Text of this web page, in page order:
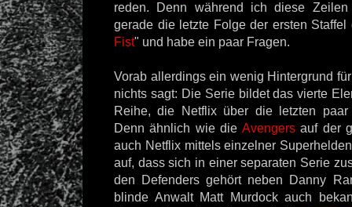
reden. Denn während ich diese
gerade die letzte Folge der ersten Staffel
Fist" und habe ein paar Fragen.
Vorab allerdings ein wenig Hintergrund
nichts sagt: Die Serie bildet das vierte
Reihe, die Netflix über die letzten paar
Denn ähnlich wie die Avengersauf der
auch Netflix mittels einzelner
auf, dass sich in einer separaten Serie
den Defenders gehört neben Danny
blinde Anwalt Matt Murdock auch